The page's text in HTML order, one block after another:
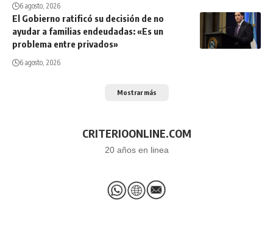
6 agosto, 2026
El Gobierno ratificó su decisión de no
ayudar a familias endeudadas: «Es un
problema entre privados»
6 agosto, 2026
Mostrar más
CRITERIOONLINE.COM
20 años en linea